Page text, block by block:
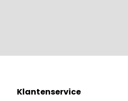
Klantenservice